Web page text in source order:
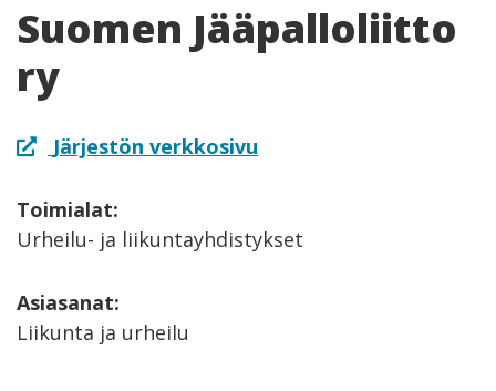
Suomen Jääpalloliitto
ry
Järjestön verkkosivu
Toimialat:
Urheilu- ja liikuntayhdistykset
Asiasanat:
Liikunta ja urheilu